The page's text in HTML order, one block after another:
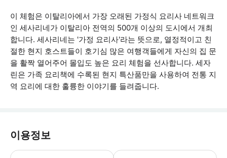
이 체험은 이탈리아에서 가장 오래된 가정식 요리사 네트워크
인 세사리네가 이탈리아 전역의 500개 이상의 도시에서 개최
합니다. 세사리네는 '가정 요리사'라는 뜻으로, 열정적이고 친
절한 현지 호스트들이 호기심 많은 여행객들에게 자신의 집 문
을 활짝 열어주어 몰입도 높은 요리 체험을 선사합니다. 세자
린은 가족 요리책에 수록된 현지 특산품만을 사용하여 전통 지
역 요리에 대한 훌륭한 이야기를 들려줍니다.
이용정보
이 체험은 현지인의 집에서 진행되며,